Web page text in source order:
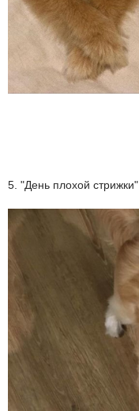
5. "День плохой стрижки"